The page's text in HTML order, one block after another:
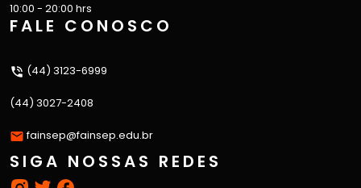
10:00 - 20:00 hrs
FALE CONOSCO
(44) 3123-6999
(44) 3027-2408
fainsep@fainsep.edu.br
SIGA NOSSAS REDES